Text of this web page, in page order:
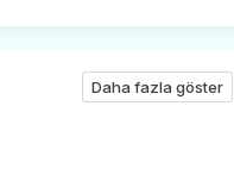
Daha fazla göster